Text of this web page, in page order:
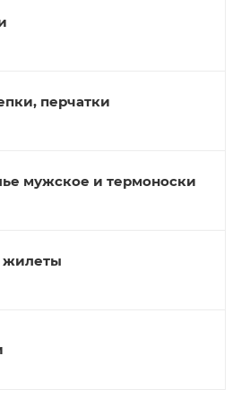
перчатки
мужское и термоноски